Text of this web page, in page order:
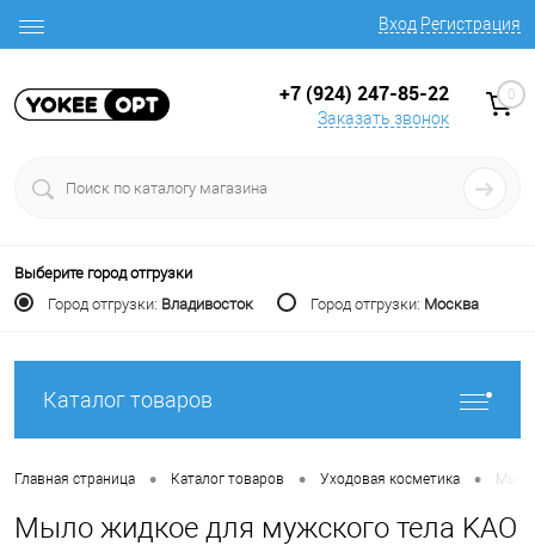
Вход Регистрация
+7 (924) 247-85-22
Заказать звонок
0
Выберите город отгрузки
Город отгрузки: Владивосток Город отгрузки: Москва
Каталог товаров
Главная страница • Каталог товаров • Уходовая косметика • Мыло
Мыло жидкое для мужского тела KAO